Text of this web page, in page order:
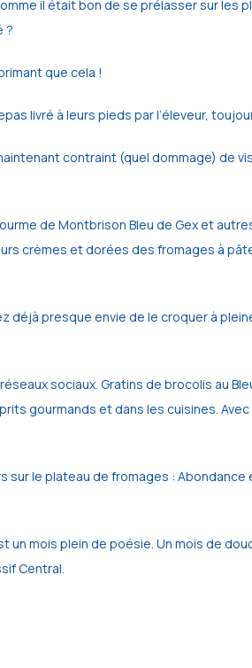
il était bon de se prélasser sur
?
que cela !
livré à leurs pieds par l’éleveur,
contraint (quel dommage) de
de Montbrison Bleu de Gex et
crèmes et dorées des fromages à
déjà presque envie de le croquer à
sociaux. Gratins de brocolis au
gourmands et dans les cuisines.
le plateau de fromages :
un mois plein de poésie. Un mois de
Central.